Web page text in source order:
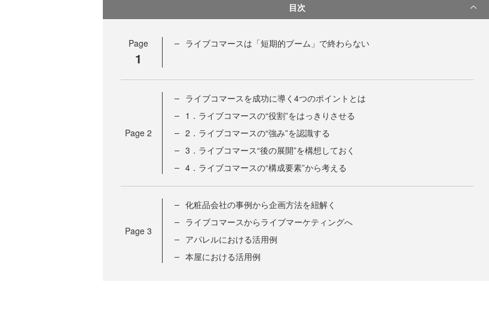
目次
Page
1
ライブコマースは「短期的ブーム」で終わらない
Page 2
ライブコマースを成功に導く4つのポイントとは
1．ライブコマースの“役割”をはっきりさせる
2．ライブコマースの“強み”を認識する
3．ライブコマース“後の展開”を構想しておく
4．ライブコマースの“構成要素”から考える
Page 3
化粧品会社の事例から企画方法を紐解く
ライブコマースからライブマーケティングへ
アパレルにおける活用例
本屋における活用例